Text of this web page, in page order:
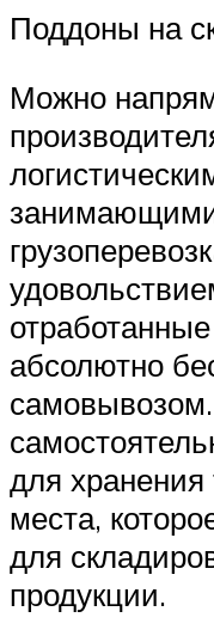
Поддоны на
Можно
абсолютно
для хранения
места,
для
продукции.